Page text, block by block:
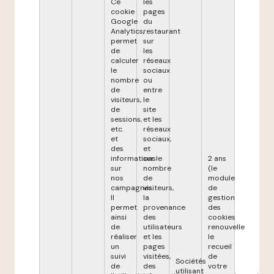
cookie
Google
Analytics,
permet
de
calculer
le
nombre
de
visiteurs,
de
sessions,
etc.
et
des
informations
sur
nos
campagnes.
Il
permet
ainsi
de
réaliser
un
suivi
de
pages
du
restaurant
sur
les
réseaux
sociaux
ou
entre
le
site
et les
réseaux
sociaux,
et
sur le
nombre
de
visiteurs,
la
provenance
des
utilisateurs
et les
pages
visitées,
des
Sociétés
utilisant
2 ans
(le
module
de
gestion
des
cookies
renouvelle
le
recueil
de
votre